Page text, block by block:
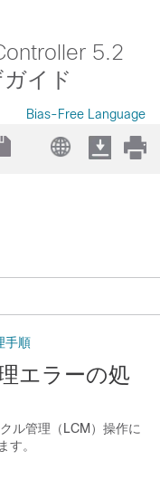
5.2
イド
Bias-Free Language
手順
エラーの処
ル管理（LCM）操作に
す。